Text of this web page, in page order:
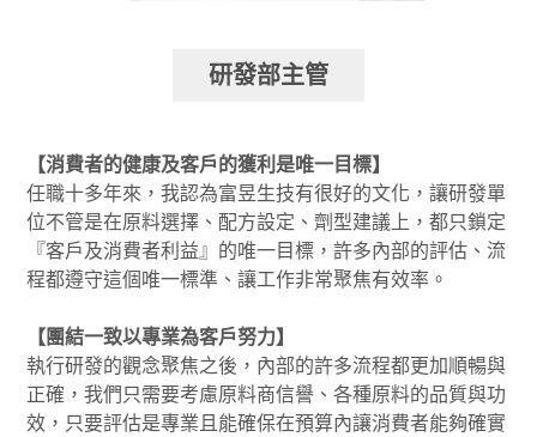
研發部主管
【消費者的健康及客戶的獲利是唯一目標】
任職十多年來，我認為富昱生技有很好的文化，讓研發單
位不管是在原料選擇、配方設定、劑型建議上，都只鎖定
『客戶及消費者利益』的唯一目標，許多內部的評估、流
程都遵守這個唯一標準、讓工作非常聚焦有效率。
【團結一致以專業為客戶努力】
執行研發的觀念聚焦之後，內部的許多流程都更加順暢與
正確，我們只需要考慮原料商信譽、各種原料的品質與功
效，只要評估是專業且能確保在預算內讓消費者能夠確實